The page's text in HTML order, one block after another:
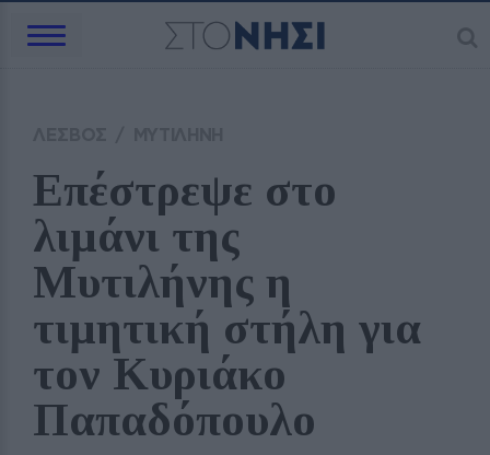
Επέστρεψε στο
λιμάνι της
Μυτιλήνης η
τιμητική στήλη για
τον Κυριάκο
Παπαδόπουλο